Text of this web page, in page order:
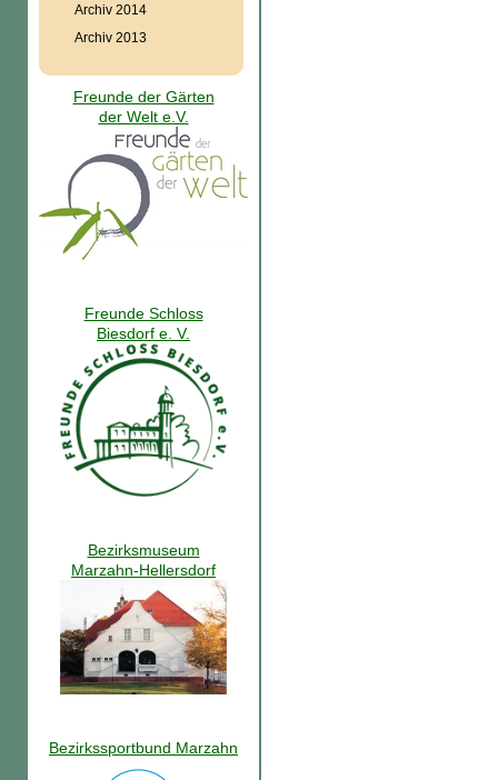
Archiv 2014
Archiv 2013
Freunde der Gärten
der Welt e.V.
Freunde Schloss
Biesdorf e. V.
Bezirksmuseum
Marzahn-Hellersdorf
Bezirkssportbund Marzahn